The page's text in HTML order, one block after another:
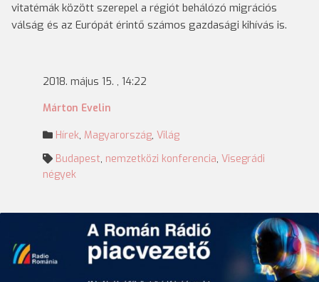
vitatémák között szerepel a régiót behálózó migrációs
válság és az Európát érintő számos gazdasági kihívás is.
2018. május 15. , 14:22
Márton Evelin
Hírek, Magyarország, Világ
Budapest, nemzetközi konferencia, Visegrádi
négyek